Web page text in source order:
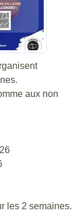
aux non
les 2 semaines.